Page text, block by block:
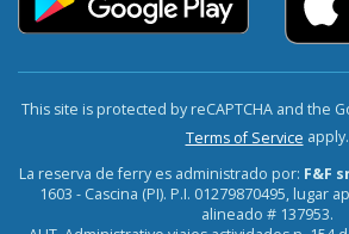
This site is protected by reCAPTCHA and the
Terms of Service apply.
La reserva de ferry es administrado por: F&F
1603 - Cascina (PI). P.I. 01279870495, lugar
alineado # 137953.